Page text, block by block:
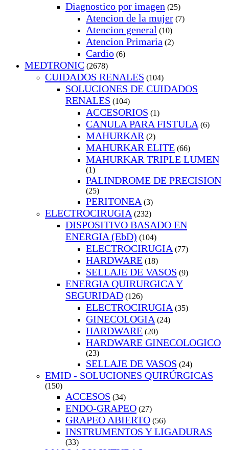
Diagnostico por imagen (25)
Atencion de la mujer (7)
Atencion general (10)
Atencion Primaria (2)
Cardio (6)
MEDTRONIC (2678)
CUIDADOS RENALES (104)
SOLUCIONES DE CUIDADOS
RENALES (104)
ACCESORIOS (1)
CANULA PARA FISTULA (6)
MAHURKAR (2)
MAHURKAR ELITE (66)
MAHURKAR TRIPLE LUMEN
(1)
PALINDROME DE PRECISION
(25)
PERITONEA (3)
ELECTROCIRUGIA (232)
DISPOSITIVO BASADO EN
ENERGIA (EbD) (104)
ELECTROCIRUGIA (77)
HARDWARE (18)
SELLAJE DE VASOS (9)
ENERGIA QUIRURGICA Y
SEGURIDAD (126)
ELECTROCIRUGIA (35)
GINECOLOGIA (24)
HARDWARE (20)
HARDWARE GINECOLOGICO
(23)
SELLAJE DE VASOS (24)
EMID - SOLUCIONES QUIRÚRGICAS
(150)
ACCESOS (34)
ENDO-GRAPEO (27)
GRAPEO ABIERTO (56)
INSTRUMENTOS Y LIGADURAS
(33)